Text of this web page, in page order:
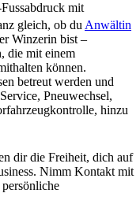
mit
gleich, ob du Anwältin
Winzerin bist –
die mit einem
können.
betreut werden und
Pneuwechsel,
hinzu
dir die Freiheit, dich auf
Nimm Kontakt mit